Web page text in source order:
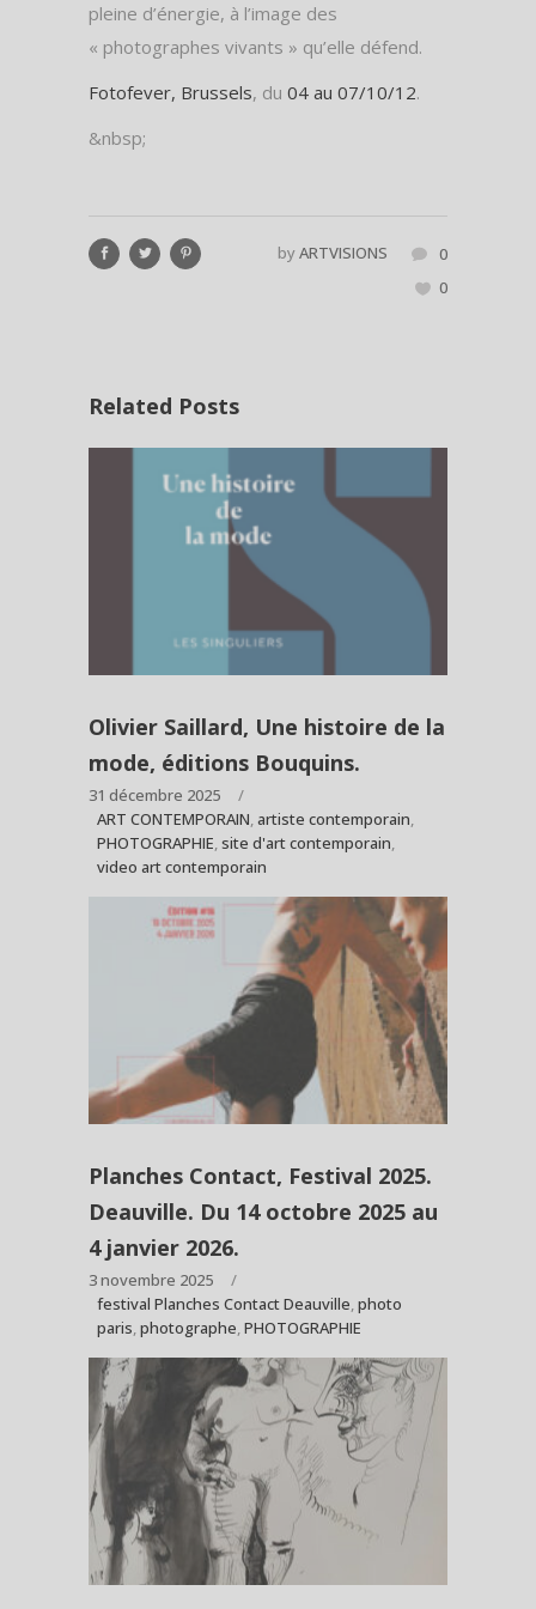
pleine d’énergie, à l’image des
« photographes vivants » qu’elle défend.
Fotofever, Brussels, du 04 au 07/10/12.
&nbsp;
byARTVISIONS
0
0
Related Posts
Olivier Saillard, Une histoire de la
mode, éditions Bouquins.
31 décembre 2025
ART CONTEMPORAIN,artiste contemporain,
PHOTOGRAPHIE,site d'art contemporain,
video art contemporain
Planches Contact, Festival 2025.
Deauville. Du 14 octobre 2025 au
4 janvier 2026.
3 novembre 2025
festival Planches Contact Deauville,photo
paris,photographe,PHOTOGRAPHIE